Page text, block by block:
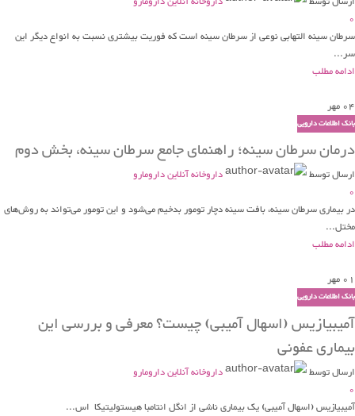
0
سرطان سینه التهابی نوعی از سرطان سینه است که فوریت بیشتری نسبت به انواع دیگر این
سر...
ادامه مطلب
04 مهر
بانک اطلاعات دارویی
درمان سرطان سینه؛ راهنمای جامع سرطان سینه، بخش دوم
ارسال توسط
داروخانه آنلاین دارومارو
0
در بیماری سرطان سینه، بافت سینه دچار تومور بدخیم می‌شود و این تومور می‌تواند به روش‌های
مختل...
ادامه مطلب
01 مهر
بانک اطلاعات دارویی
آمیبیازیس (اسهال آمیبی) چیست؟ معرفی و بررسی این
بیماری عفونی
ارسال توسط
داروخانه آنلاین دارومارو
0
آمیبیازیس (اسهال آمیبی) یک بیماری ناشی از انگل انتامبا هیستولیتیکا اس...